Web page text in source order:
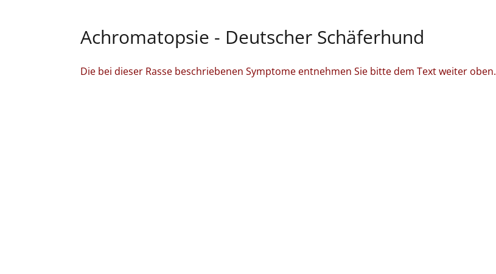
Achromatopsie - Deutscher Schäferhund
Die bei dieser Rasse beschriebenen Symptome entnehmen Sie bitte dem Text weiter oben.